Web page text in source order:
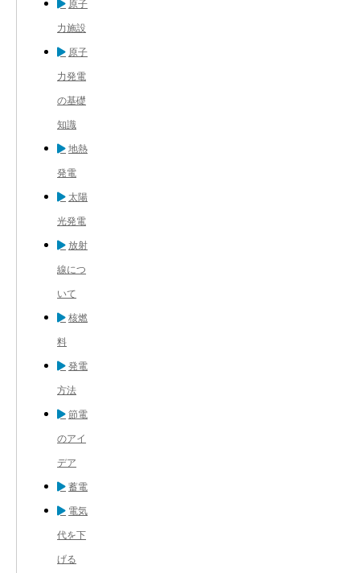
原子
力施設
原子
力発電
の基礎
知識
地熱
発電
太陽
光発電
放射
線につ
いて
核燃
料
発電
方法
節電
のアイ
デア
蓄電
電気
代を下
げる